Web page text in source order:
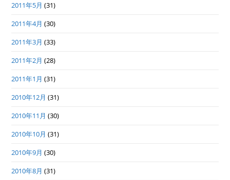
2011年5月 (31)
2011年4月 (30)
2011年3月 (33)
2011年2月 (28)
2011年1月 (31)
2010年12月 (31)
2010年11月 (30)
2010年10月 (31)
2010年9月 (30)
2010年8月 (31)